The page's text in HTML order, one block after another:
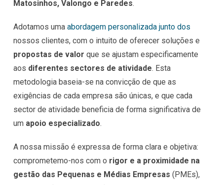
Matosinhos, Valongo e Paredes.
Adotamos uma abordagem personalizada junto dos
nossos clientes, com o intuito de oferecer soluções e
propostas de valor que se ajustam especificamente
aos diferentes sectores de atividade. Esta
metodologia baseia-se na convicção de que as
exigências de cada empresa são únicas, e que cada
sector de atividade beneficia de forma significativa de
um apoio especializado.
A nossa missão é expressa de forma clara e objetiva:
comprometemo-nos com o rigor e a proximidade na
gestão das Pequenas e Médias Empresas (PMEs),